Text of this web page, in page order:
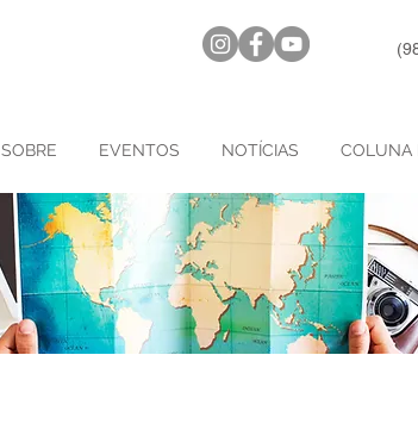
SOBRE EVENTOS NOTÍCIAS COLUNA